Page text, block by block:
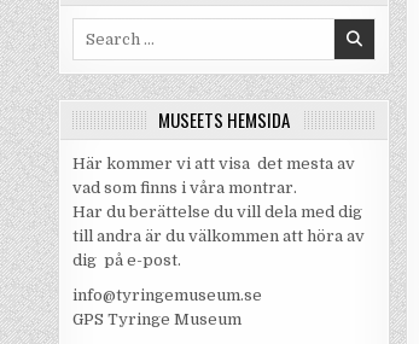
MUSEETS HEMSIDA
Här kommer vi att visa det mesta av
vad som finns i våra montrar.
Har du berättelse du vill dela med dig
till andra är du välkommen att höra av
dig på e-post.
info@tyringemuseum.se
GPS Tyringe Museum